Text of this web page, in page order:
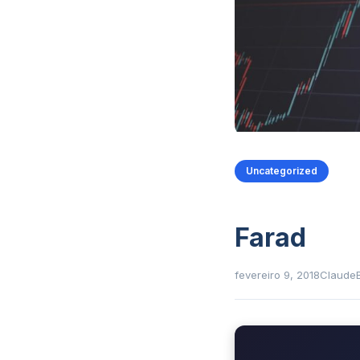
Uncategorized
Farad
fevereiro 9, 2018